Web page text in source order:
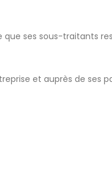
que ses sous-traitants
et auprès de ses